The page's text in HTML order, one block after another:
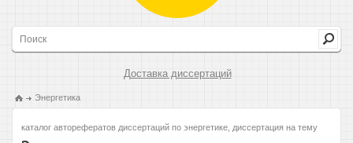
Доставка диссертаций
Энергетика
каталог авторефератов диссертаций по энергетике, диссертация на тему